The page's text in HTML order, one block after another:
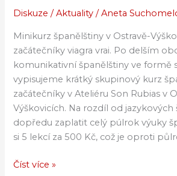
Diskuze /Aktuality /Aneta
Minikurz španělštiny v Ostravě-
začátečníky viagra vrai. Po delším
komunikativní španělštiny ve formě
vypisujeme krátký skupinový kurz
začátečníky v Ateliéru Son Rubias v
Výškovicích. Na rozdíl od
dopředu zaplatit celý púlrok výuky
si 5 lekcí za 500 Kč, což je oproti
jazyka
Číst více »